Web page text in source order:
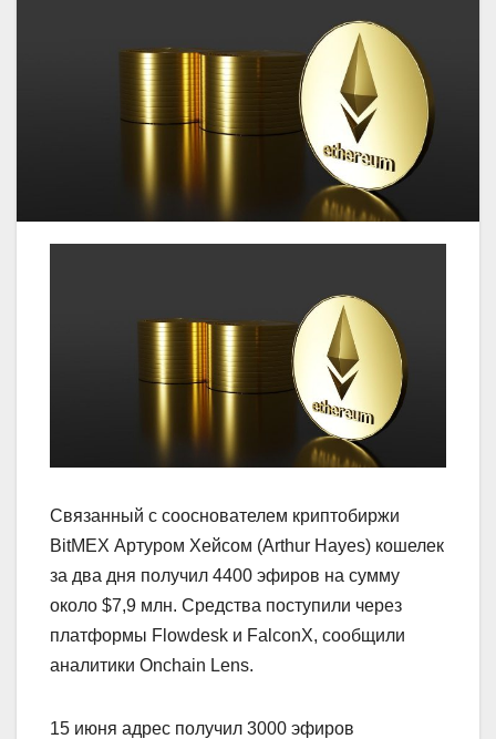
Cвязанный с сооснователем криптобиржи
BitMEX Артуром Хейсом (Arthur Hayes) кошелек
за два дня получил 4400 эфиров на сумму
около $7,9 млн. Средства поступили через
платформы Flowdesk и FalconX, сообщили
аналитики Onchain Lens.
15 июня адрес получил 3000 эфиров